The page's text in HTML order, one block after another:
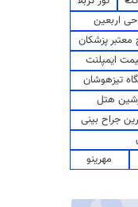
اربعین
پزشکان
ایمپلنت
تیزهوشان
هتل
جراح بینی
مهرینو